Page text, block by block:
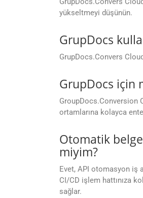
yükseltmeyi düşünün.
GrupDocs
GrupDocs.Convers
GrupDocs için
GroupDocs.Conversion
ortamlarına kolayca
Otomatik
miyim?
Evet, API otomasyon iş
CI/CD işlem hattınıza
sağlar.